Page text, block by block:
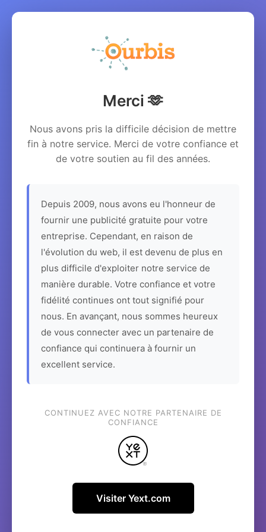
Merci 🫶
Nous avons pris la difficile décision de mettre
fin à notre service. Merci de votre confiance et
de votre soutien au fil des années.
Depuis 2009, nous avons eu l'honneur de
fournir une publicité gratuite pour votre
entreprise. Cependant, en raison de
l'évolution du web, il est devenu de plus en
plus difficile d'exploiter notre service de
manière durable. Votre confiance et votre
fidélité continues ont tout signifié pour
nous. En avançant, nous sommes heureux
de vous connecter avec un partenaire de
confiance qui continuera à fournir un
excellent service.
CONTINUEZ AVEC NOTRE PARTENAIRE DE
CONFIANCE
Visiter Yext.com